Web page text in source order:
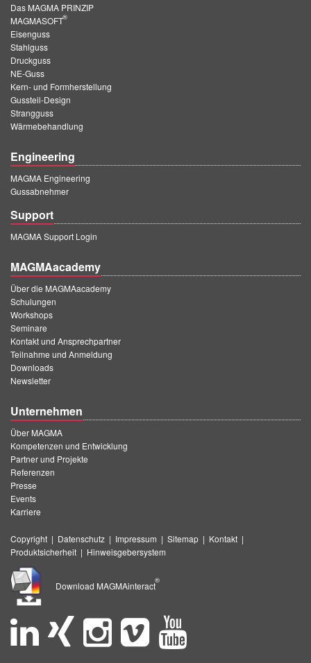
Das MAGMA PRINZIP
MAGMASOFT
®
Eisenguss
Stahlguss
Druckguss
NE-Guss
Kern- und Formherstellung
Gussteil-Design
Strangguss
Wärmebehandlung
Engineering
MAGMA Engineering
Gussabnehmer
Support
MAGMA Support Login
MAGMAacademy
Über die MAGMAacademy
Schulungen
Workshops
Seminare
Kontakt und Ansprechpartner
Teilnahme und Anmeldung
Downloads
Newsletter
Unternehmen
Über MAGMA
Kompetenzen und Entwicklung
Partner und Projekte
Referenzen
Presse
Events
Karriere
Copyright | Datenschutz | Impressum | Sitemap | Kontakt |
Produktsicherheit | Hinweisgebersystem
Download MAGMAinteract
®